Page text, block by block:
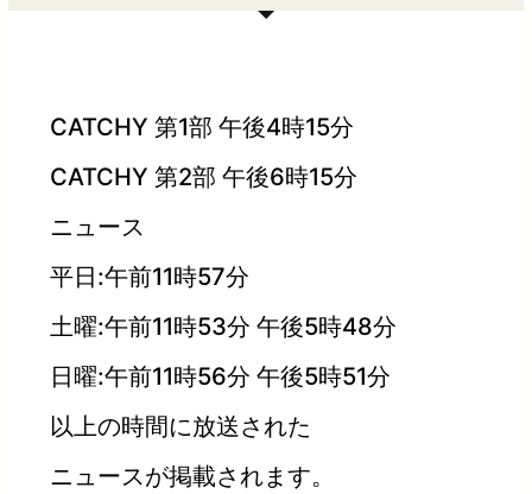
CATCHY 第1部 午後4時15分
CATCHY 第2部 午後6時15分
ニュース
平日:午前11時57分
土曜:午前11時53分 午後5時48分
日曜:午前11時56分 午後5時51分
以上の時間に放送された
ニュースが掲載されます。